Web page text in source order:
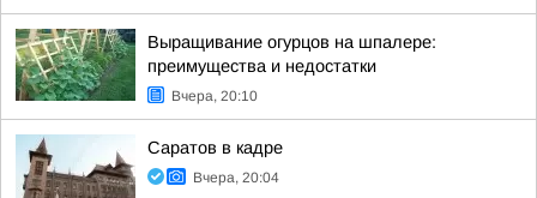
Выращивание огурцов на шпалере:
преимущества и недостатки
Вчера, 20:10
Саратов в кадре
Вчера, 20:04